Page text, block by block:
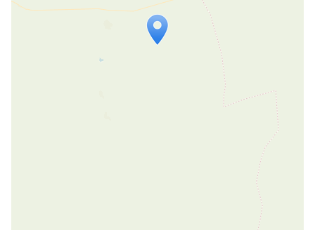
Travelers' Map wird geladen …
Wenn du dies siehst, nachdem deine
Seite vollständig geladen wurde,